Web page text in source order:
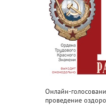
Онлайн-
проведение